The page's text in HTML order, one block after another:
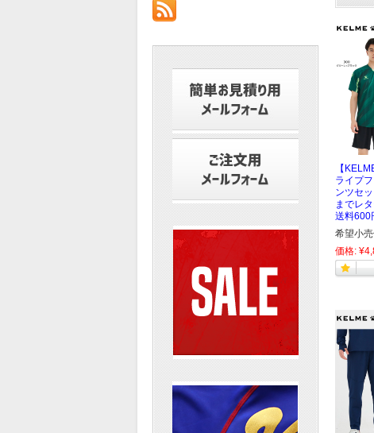
【
ライプ
ンツセ
までレ
送料600
希望小
価格: